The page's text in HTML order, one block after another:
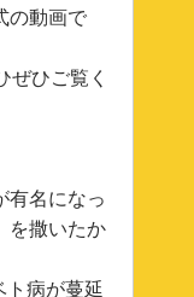
の動画で
ぜひご覧く
有名になっ
を撒いたか
病が蔓延